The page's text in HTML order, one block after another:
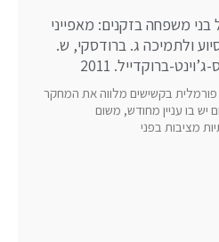
בני משפחה בזקנים: מאפייני
ולתמיכה ג. ברודסקי, ש.
ברוקדייל. 2011
בקשישים מלווה את המחקר
יש בו עניין מחודש, משום
מציבות בפני